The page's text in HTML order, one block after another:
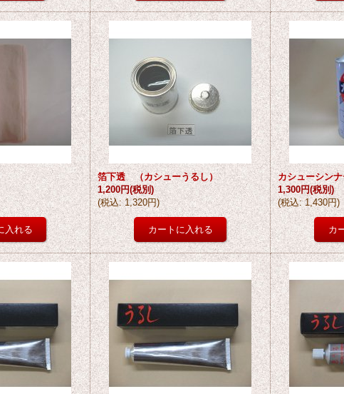
箔下透 （カシューうるし）
1,200円(税別)
(税込: 1,320円)
カシューシン
1,300円(税別)
(税込: 1,430円)